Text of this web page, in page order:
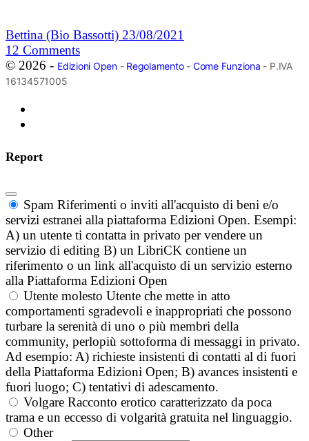
Bettina (Bio Bassotti) 23/08/2021
12 Comments
© 2026 - Edizioni Open- Regolamento- Come Funziona - P.IVA
16134571005
Report
Spam Riferimenti o inviti all'acquisto di beni e/o
servizi estranei alla piattaforma Edizioni Open. Esempi:
A) un utente ti contatta in privato per vendere un
servizio di editing B) un LibriCK contiene un
riferimento o un link all'acquisto di un servizio esterno
alla Piattaforma Edizioni Open
Utente molesto Utente che mette in atto
comportamenti sgradevoli e inappropriati che possono
turbare la serenità di uno o più membri della
community, perlopiù sottoforma di messaggi in privato.
Ad esempio: A) richieste insistenti di contatti al di fuori
della Piattaforma Edizioni Open; B) avances insistenti e
fuori luogo; C) tentativi di adescamento.
Volgare Racconto erotico caratterizzato da poca
trama e un eccesso di volgarità gratuita nel linguaggio.
Other